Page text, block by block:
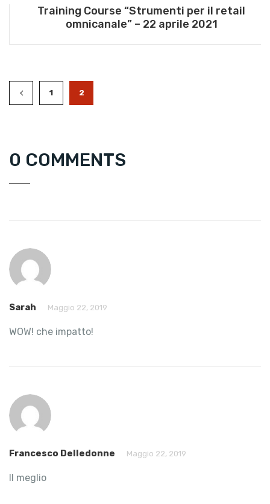
Training Course “Strumenti per il retail
omnicanale” – 22 aprile 2021
1 2
0 COMMENTS
Sarah Maggio 22, 2019
WOW! che impatto!
Francesco Delledonne Maggio 22, 2019
Il meglio